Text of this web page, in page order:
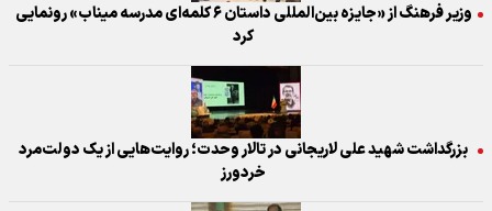
وزیر فرهنگ از «جایزه بین‌المللی داستان ۶ کلمه‌ای مدرسه میناب» رونمایی
کرد
بزرگداشت شهید علی لاریجانی در تالار وحدت؛ روایت‌هایی از یک دولت‌مرد
خردورز